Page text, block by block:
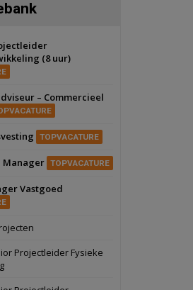
Zwanenburg
Oranje
bedrijventerrein
Bekijk
Schuinesloot
(8 uur)
– Commercieel
TOPVACATURE
Manager TOPVACATURE
Vastgoed
Projectleider Fysieke